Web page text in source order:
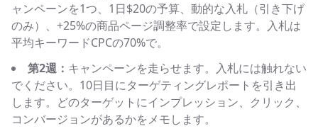
ャンペーンを1つ、1日$20の予算、動的な入札（引き下げ
のみ）、+25%の商品ページ調整率で設定します。入札は
平均キーワードCPCの70%で。
第2週： キャンペーンを走らせます。入札には触れない
でください。10日目にターゲティングレポートを引き出
します。どのターゲットにインプレッション、クリック、
コンバージョンがあるかをメモします。